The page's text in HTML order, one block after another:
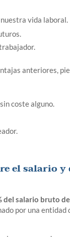
vida laboral.
anteriores,
coste alguno.
el salario
del salario bruto
por una